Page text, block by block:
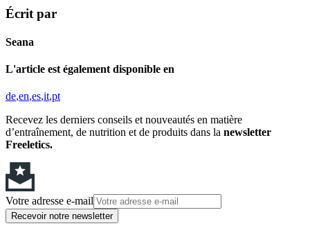
Écrit par
Seana
L'article est également disponible en
de en es it pt
Recevez les derniers conseils et nouveautés en matière
d’entraînement, de nutrition et de produits dans la newsletter
Freeletics.
Votre adresse e-mail
Recevoir notre newsletter